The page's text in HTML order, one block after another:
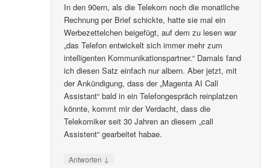
In den 90ern, als die Telekom noch die monatliche
Rechnung per Brief schickte, hatte sie mal ein
Werbezettelchen beigefügt, auf dem zu lesen war
„das Telefon entwickelt sich immer mehr zum
intelligenten Kommunikationspartner.“ Damals fand
ich diesen Satz einfach nur albern. Aber jetzt, mit
der Ankündigung, dass der „Magenta AI Call
Assistant“ bald in ein Telefongespräch reinplatzen
könnte, kommt mir der Verdacht, dass die
Telekomiker seit 30 Jahren an diesem „call
Assistent“ gearbeitet habae.
Antworten ↓